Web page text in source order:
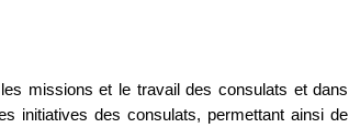
missions et le travail des consulats et dans
initiatives des consulats, permettant ainsi de